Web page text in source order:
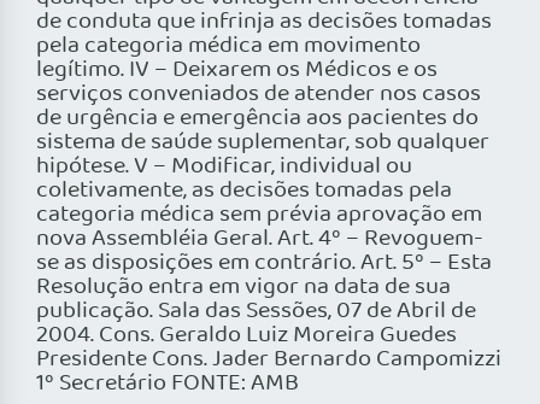
de conduta que infrinja as decisões tomadas
pela categoria médica em movimento
legítimo. IV – Deixarem os Médicos e os
serviços conveniados de atender nos casos
de urgência e emergência aos pacientes do
sistema de saúde suplementar, sob qualquer
hipótese. V – Modificar, individual ou
coletivamente, as decisões tomadas pela
categoria médica sem prévia aprovação em
nova Assembléia Geral. Art. 4º – Revoguem-
se as disposições em contrário. Art. 5º – Esta
Resolução entra em vigor na data de sua
publicação. Sala das Sessões, 07 de Abril de
2004. Cons. Geraldo Luiz Moreira Guedes
Presidente Cons. Jader Bernardo Campomizzi
1º Secretário FONTE: AMB